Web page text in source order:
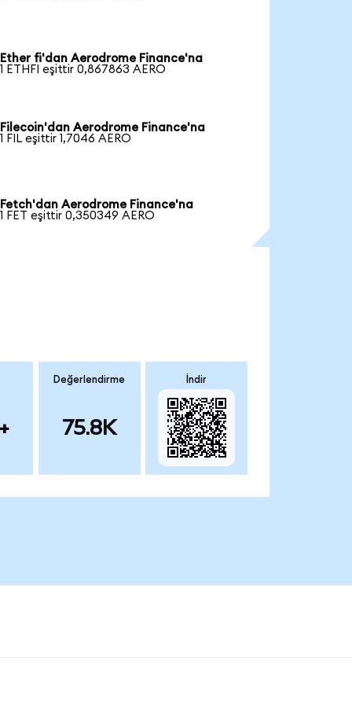
Ether fi'dan Aerodrome Finance'na
1 ETHFI eşittir 0,867863 AERO
Filecoin'dan Aerodrome Finance'na
1 FIL eşittir 1,7046 AERO
Fetch'dan Aerodrome Finance'na
1 FET eşittir 0,350349 AERO
Değerlendirme
75.8K
İndir